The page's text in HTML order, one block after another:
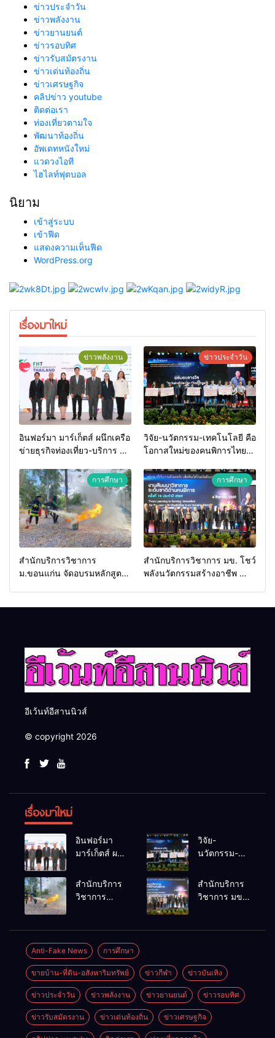
ข่าวประจำวัน
ข่าวพลังงาน
ข่าวยานยนต์
ข่าวรอบทิศ
ข่าวรับสมัตรงาน
ข่าวเด่นท้องถิ่น
ข่าวเศรษฐกิจ
คลิปข่าว youtube
ติดต่อเรา
ท่องเที่ยวตามใจ
พัฒนาท้องถิ่น
อัพเดทหนังใหม่
แวดวงไอที
ไฮไลท์ฟุตบอล
นิยาม
เข้าสู่ระบบ
เข้าฟีด
แสดงความเห็นฟีด
WordPress.org
เรื่องมาใหม่
ข่าวพลังงาน
อินฟอร์มา มาร์เก็ตส์ ผนึกเครือ
ข่ายธุรกิจท่องเที่ยว-บริการ จัด
2026 เชื่อม 4 งานใหญ่ สร้าง
โอกาสธุรกิจครบวงจร ด้วย
ครับ
ข่าวประจำวัน
วิจัย-นวัตกรรม-เทคโนโลยี คือ
โอกาสใหม่ของคนพิการไทย
ประเทศ
การศึกษา
สำนักบริการวิชาการ
ม.ขอนแก่น จัดอบรมหลักสูตร
การศึกษา
สำนักบริการวิชาการ มข. โชว์
พลังนวัตกรรมสร้างอาชีพ นำ
อีเว้นท์อีสานนิวส์
© copyright 2026
เรื่องมาใหม่
อินฟอร์มา
มาร์เก็ตส์ ผนึก
ธุรกิจท่อง
เที่ยว-บริการ
Thailand
2026 เชื่อม 4
งานใหญ่
สร้างโอกาส
ธุรกิจครบ
วงจร ด้วยครับ
วิจัย-
นวัตกรรม-
คือโอกาสใหม่
ของคนพิการ
เศรษฐกิจ
สำนักบริการ
วิชาการ
เพลิงขั้นต้น”
ยกระดับ
ศักยภาพเจ้า
หน้าที่ท้องถิ่น
รับมืออัคคีภัย
ตามมาตรฐาน
สากล
สำนักบริการ
วิชาการ มข.
เวทีระดับชาติ
NCPD 2026
เปลี่ยน “ผ้า
เหลือ” สู่ราย
ได้ที่ยั่งยืน
Anti-Fake News การศึกษา
ขายบ้าน-ที่ดิน-อสังหาริมทรัพย์ ข่าวกีฬา ข่าวบันเทิง
ข่าวประจำวัน ข่าวพลังงาน ข่าวยานยนต์ ข่าวรอบทิศ
ข่าวรับสมัตรงาน ข่าวเด่นท้องถิ่น ข่าวเศรษฐกิจ